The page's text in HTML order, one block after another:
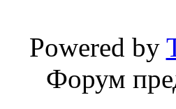
Powered by
Форум